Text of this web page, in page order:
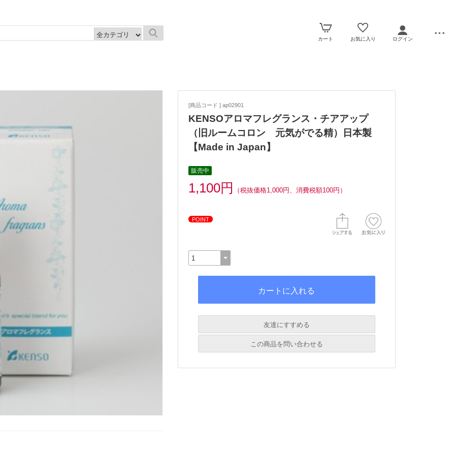
カート お気に入り ログイン
[商品コード ] ap02901
KENSOアロマフレグランス・チアアップ
（旧ルームコロン 元気がでる精）日本製
【Made in Japan】
販売中
1,100円 （税抜価格1,000円、消費税額100円）
POINT
友達にすすめる
この商品を問い合わせる